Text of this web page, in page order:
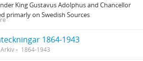
King Gustavus Adolphus and Chancellor
primarly on Swedish Sources
1864-1943
Arkiv 1864-1943